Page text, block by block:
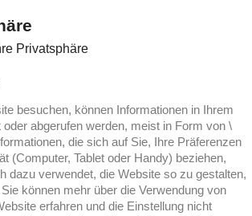
Privatsphäre
besuchen, können Informationen in Ihrem
abgerufen werden, meist in Form von \
die sich auf Sie, Ihre Präferenzen
(Computer, Tablet oder Handy) beziehen,
dazu verwendet, die Website so zu gestalten,
können mehr über die Verwendung von
erfahren und die Einstellung nicht